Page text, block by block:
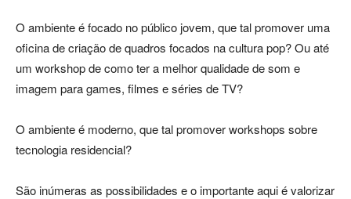
O ambiente é focado no público jovem, que tal promover uma
oficina de criação de quadros focados na cultura pop? Ou até
um workshop de como ter a melhor qualidade de som e
imagem para games, filmes e séries de TV?
O ambiente é moderno, que tal promover workshops sobre
tecnologia residencial?
São inúmeras as possibilidades e o importante aqui é valorizar